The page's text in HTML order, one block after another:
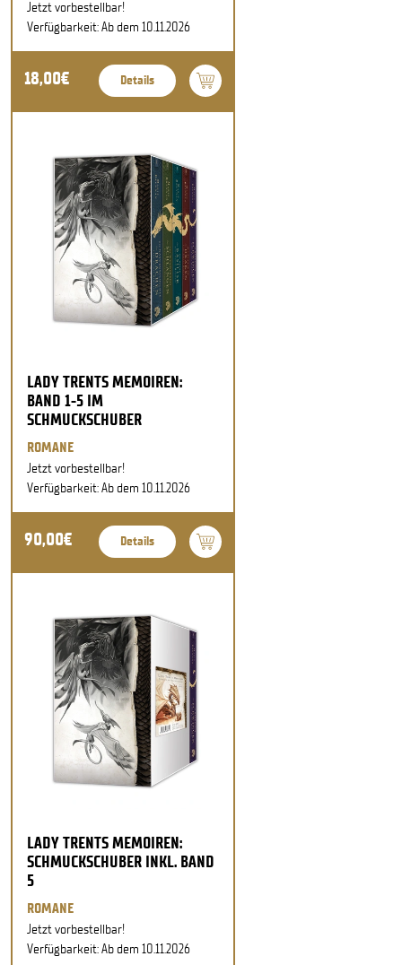
Jetzt vorbestellbar!
Verfügbarkeit: Ab dem 10.11.2026
18,00€ Details
LADY TRENTS MEMOIREN:
BAND 1-5 IM
SCHMUCKSCHUBER
ROMANE
Jetzt vorbestellbar!
Verfügbarkeit: Ab dem 10.11.2026
90,00€ Details
LADY TRENTS MEMOIREN:
SCHMUCKSCHUBER INKL. BAND
5
ROMANE
Jetzt vorbestellbar!
Verfügbarkeit: Ab dem 10.11.2026